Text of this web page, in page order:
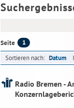
Seite 1
Sortieren nach: Datum
Radio Bremen -